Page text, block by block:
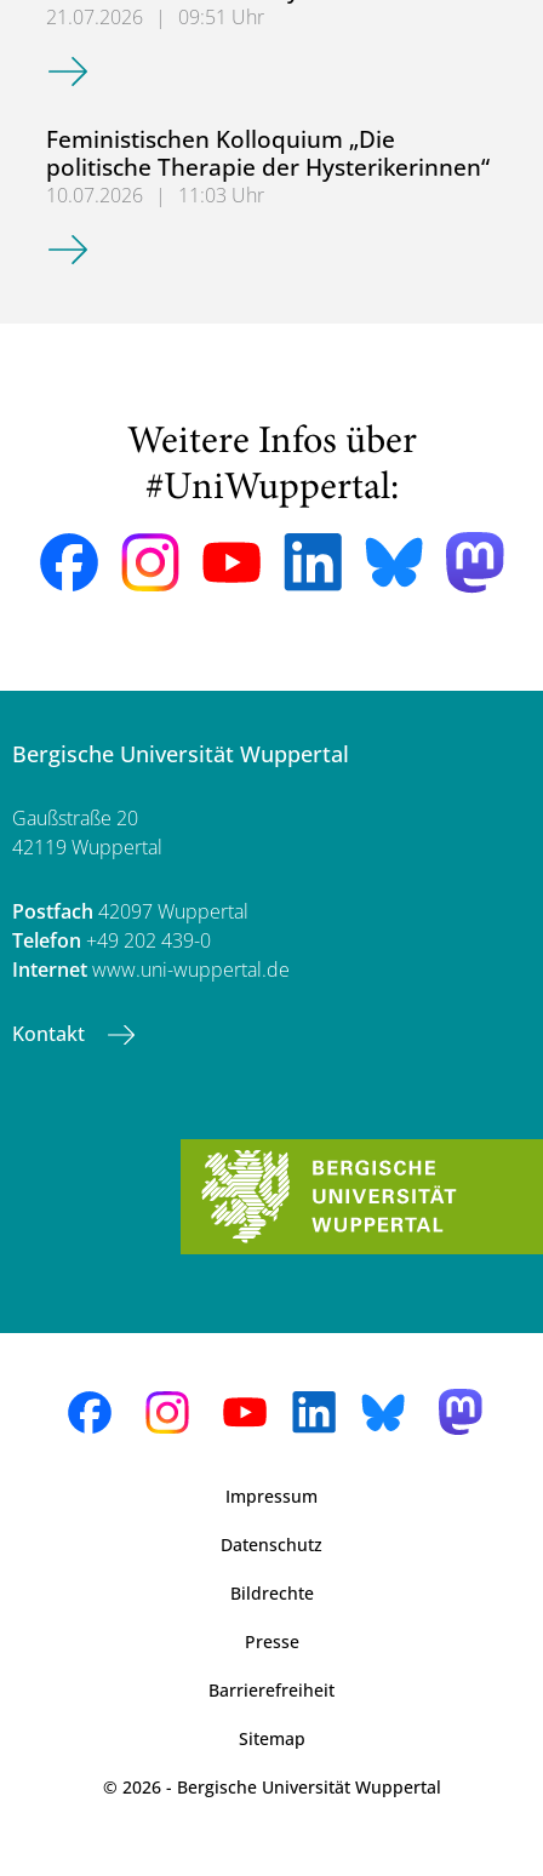
21.07.2026 |
09:51 Uhr
Bis 30.09.! bewerben für den MA
Feministischen Kolloquium „Die
politische Therapie der Hysterikerinnen“
10.07.2026 |
11:03 Uhr
Feministischen Kolloquium „Die politische Therapie der
Weitere Infos über
#UniWuppertal:
Bergische Universität Wuppertal
Gaußstraße 20
42119 Wuppertal
Postfach 42097 Wuppertal
Telefon +49 202 439-0
Internetwww.uni-wuppertal.de
Kontakt
Impressum
Datenschutz
Bildrechte
Presse
Barrierefreiheit
Sitemap
© 2026 - Bergische Universität Wuppertal